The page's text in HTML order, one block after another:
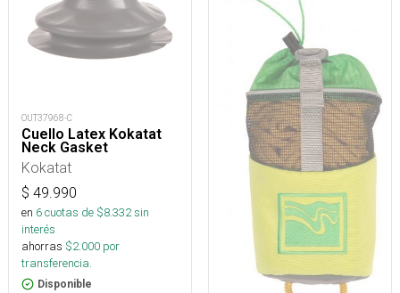
OUT37968-C
Cuello Latex Kokatat
Neck Gasket
Kokatat
$ 49.990
en 6cuotas de $8.332sin
interés
ahorras $2.000 por
transferencia.
Disponible